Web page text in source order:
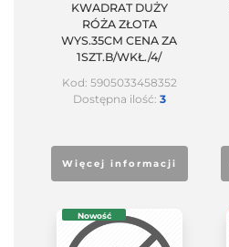
KWADRAT DUŻY
RÓŻA ZŁOTA
WYS.35CM CENA ZA
1SZT.B/WKŁ./4/
Kod: 5905033458352
Dostępna ilość: 3
Więcej informacji
Nowość